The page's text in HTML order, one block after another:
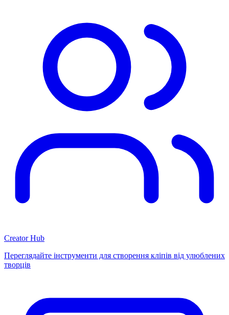
Creator Hub
Переглядайте інструменти для створення кліпів від улюблених
творців